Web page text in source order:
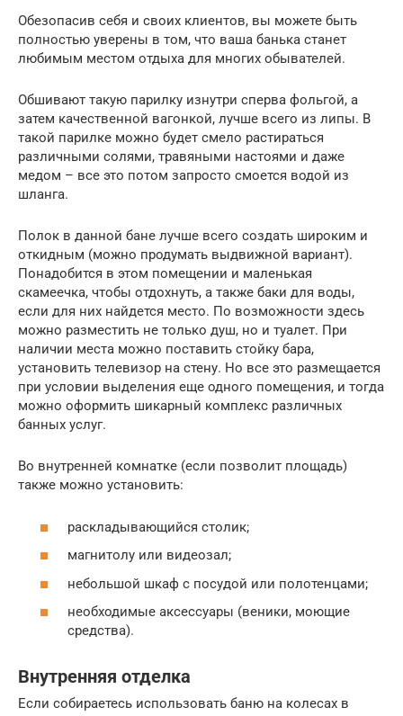
Обезопасив себя и своих клиентов, вы можете быть
полностью уверены в том, что ваша банька станет
любимым местом отдыха для многих обывателей.
Обшивают такую парилку изнутри сперва фольгой, а
затем качественной вагонкой, лучше всего из липы. В
такой парилке можно будет смело растираться
различными солями, травяными настоями и даже
медом – все это потом запросто смоется водой из
шланга.
Полок в данной бане лучше всего создать широким и
откидным (можно продумать выдвижной вариант).
Понадобится в этом помещении и маленькая
скамеечка, чтобы отдохнуть, а также баки для воды,
если для них найдется место. По возможности здесь
можно разместить не только душ, но и туалет. При
наличии места можно поставить стойку бара,
установить телевизор на стену. Но все это размещается
при условии выделения еще одного помещения, и тогда
можно оформить шикарный комплекс различных
банных услуг.
Во внутренней комнатке (если позволит площадь)
также можно установить:
раскладывающийся столик;
магнитолу или видеозал;
небольшой шкаф с посудой или полотенцами;
необходимые аксессуары (веники, моющие
средства).
Внутренняя отделка
Если собираетесь использовать баню на колесах в